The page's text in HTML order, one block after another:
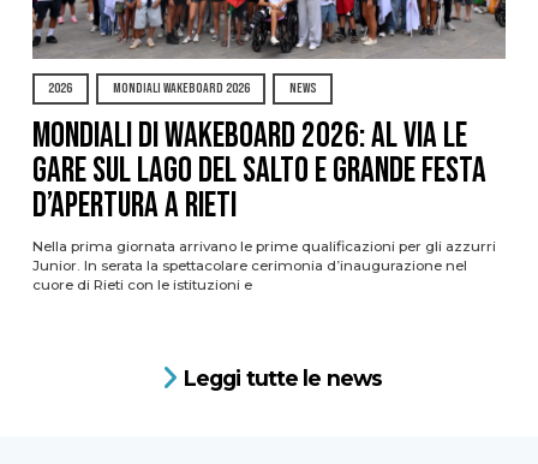
2026 MONDIALI WAKEBOARD 2026 NEWS
Mondiali di Wakeboard 2026: al via le
gare sul Lago del Salto e grande festa
d’apertura a Rieti
Nella prima giornata arrivano le prime qualificazioni per gli azzurri
Junior. In serata la spettacolare cerimonia d’inaugurazione nel
cuore di Rieti con le istituzioni e
Leggi tutte le news